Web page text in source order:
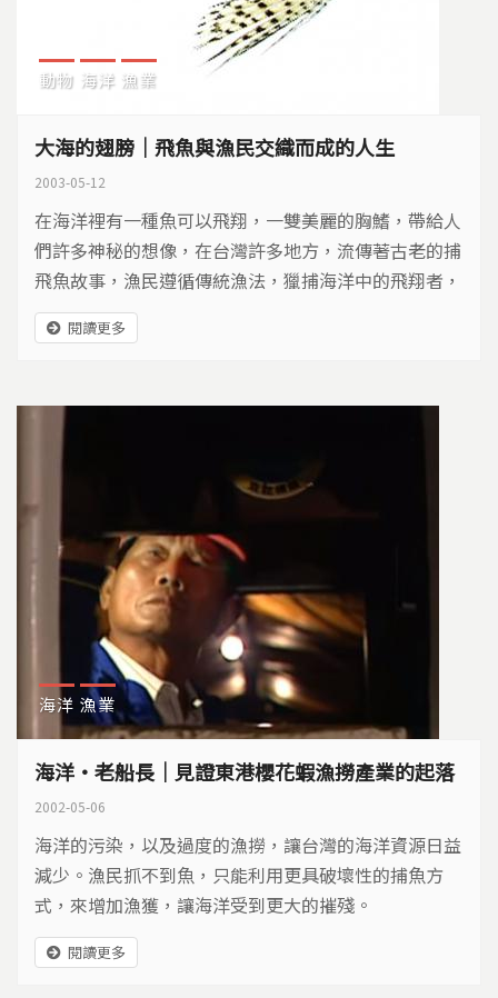
動物 海洋 漁業
大海的翅膀｜飛魚與漁民交織而成的人生
2003-05-12
在海洋裡有一種魚可以飛翔，一雙美麗的胸鰭，帶給人
們許多神秘的想像，在台灣許多地方，流傳著古老的捕
飛魚故事，漁民遵循傳統漁法，獵捕海洋中的飛翔者，
近年來隨著美食主義與觀光風氣的盛行，從恆春到綠島
紛紛興起飛魚季的熱潮，除了出海欣賞破浪凌空的飛
魚走入了五星級飯店，也走出了危機…
閱讀更多
海洋 漁業
海洋‧老船長｜見證東港櫻花蝦漁撈產業的起落
2002-05-06
海洋的污染，以及過度的漁撈，讓台灣的海洋資源日益
減少。漁民抓不到魚，只能利用更具破壞性的捕魚方
式，來增加漁獲，讓海洋受到更大的摧殘。
閱讀更多